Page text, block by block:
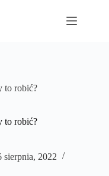
to robić?
to robić?
sierpnia, 2022